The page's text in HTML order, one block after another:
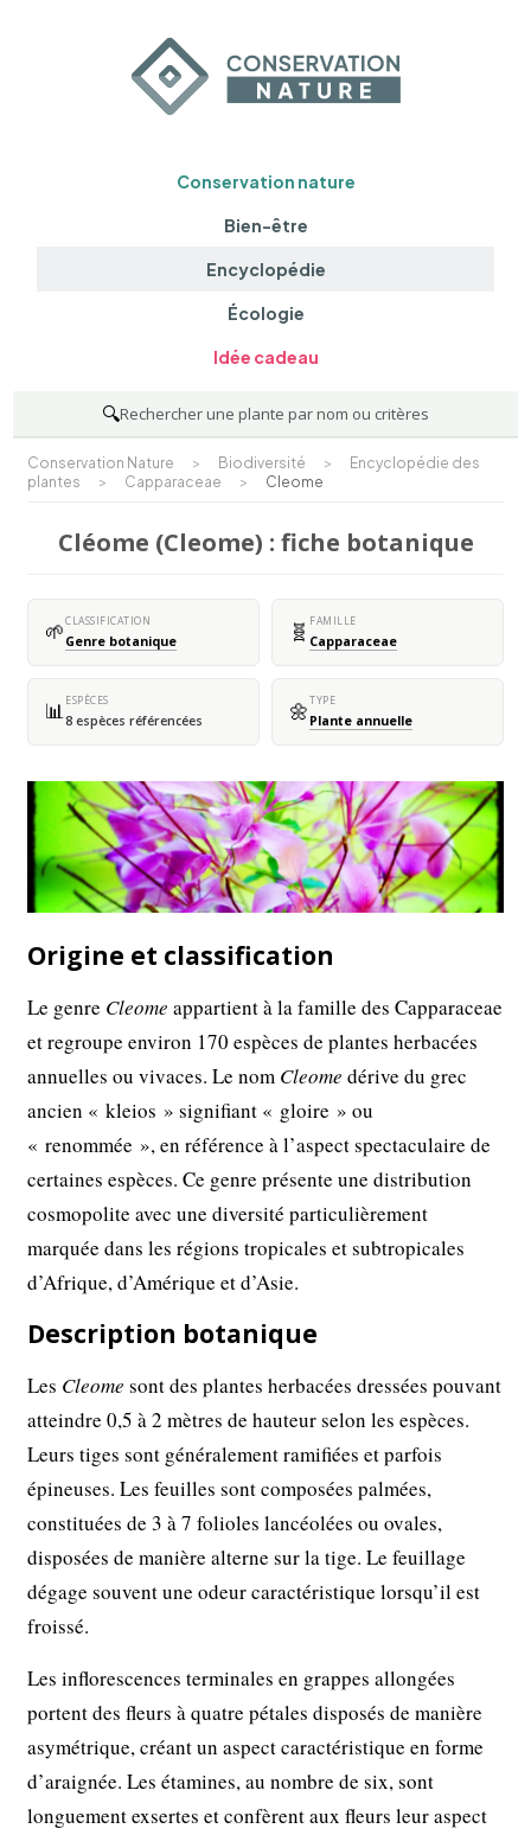
Conservation nature
Bien-être
Encyclopédie
Écologie
Idée cadeau
🔍Rechercher une plante par nom ou critères
Conservation Nature > Biodiversité >
Encyclopédie des
plantes
> Capparaceae > Cleome
Cléome (Cleome) : fiche botanique
🌱CLASSIFICATION
Genre botanique 🧬 FAMILLE
Capparaceae
📊ESPÈCES
8 espèces référencées 🌼TYPE
Plante annuelle
Origine et classification
Le genre Cleome appartient à la famille des Capparaceae
et regroupe environ 170 espèces de plantes herbacées
annuelles ou vivaces. Le nom Cleome dérive du grec
ancien « kleios » signifiant « gloire » ou
« renommée », en référence à l’aspect spectaculaire de
certaines espèces. Ce genre présente une distribution
cosmopolite avec une diversité particulièrement
marquée dans les régions tropicales et subtropicales
d’Afrique, d’Amérique et d’Asie.
Description botanique
Les Cleome sont des plantes herbacées dressées pouvant
atteindre 0,5 à 2 mètres de hauteur selon les espèces.
Leurs tiges sont généralement ramifiées et parfois
épineuses. Les feuilles sont composées palmées,
constituées de 3 à 7 folioles lancéolées ou ovales,
disposées de manière alterne sur la tige. Le feuillage
dégage souvent une odeur caractéristique lorsqu’il est
froissé.
Les inflorescences terminales en grappes allongées
portent des fleurs à quatre pétales disposés de manière
asymétrique, créant un aspect caractéristique en forme
d’araignée. Les étamines, au nombre de six, sont
longuement exsertes et confèrent aux fleurs leur aspect